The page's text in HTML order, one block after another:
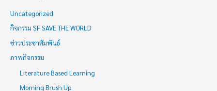
Uncategorized
กิจกรรม SF SAVE THE WORLD
ข่าวประชาสัมพันธ์
ภาพกิจกรรม
Literature Based Learning
Morning Brush Up